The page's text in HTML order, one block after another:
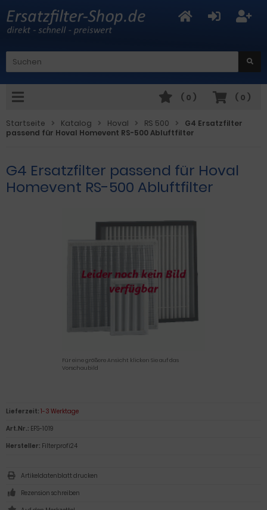
( 0 )
( 0 )
Startseite Katalog Hoval RS 500
G4 Ersatzfilter
passend für Hoval Homevent RS-500 Abluftfilter
G4 Ersatzfilter passend für Hoval
Homevent RS-500 Abluftfilter
Für eine größere Ansicht klicken Sie auf das
Vorschaubild
Lieferzeit: 1-3 Werktage
Art.Nr.: EFS-1019
Hersteller: Filterprofi24
Artikeldatenblatt drucken
Rezension schreiben